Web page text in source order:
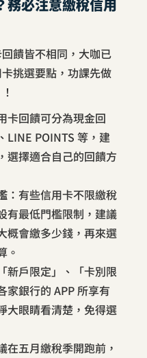
務必注意繳稅信用
饋皆不相同，大咖已
挑選要點，功課先做
卡回饋可分為現金回
LINE POINTS 等，建
選擇適合自己的回饋方
：有些信用卡不限繳稅
有最低門檻限制，建議
概會繳多少錢，再來選
。
新戶限定」、「卡別限
家銀行的 APP 所享有
大眼睛看清楚，免得選
在五月繳稅季開跑前，